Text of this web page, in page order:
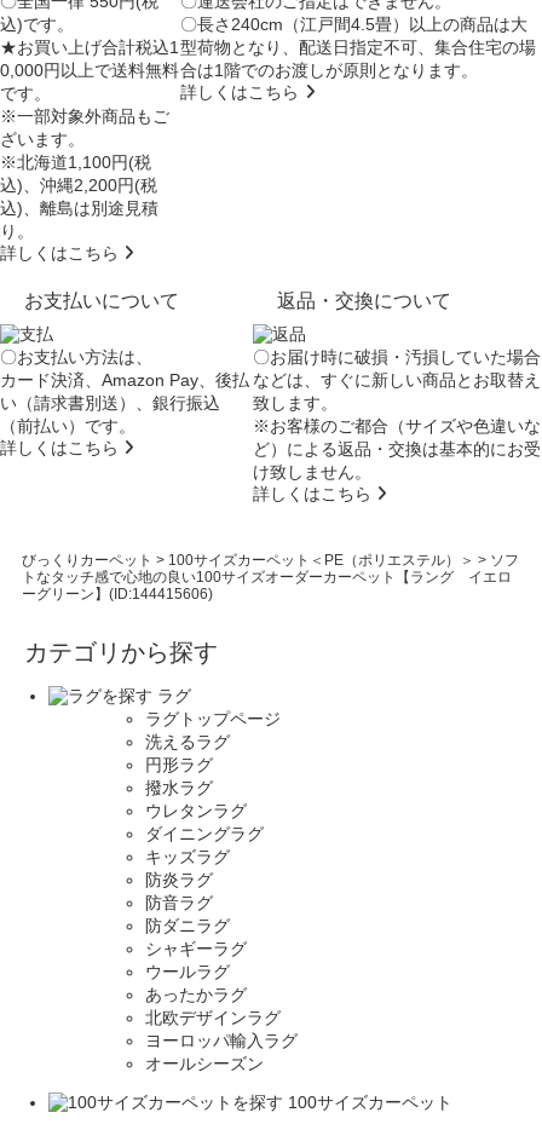
込)です。
★お買い上げ合計税込1
0,000円以上で送料無料
です。
※一部対象外商品もご
ざいます。
※北海道1,100円(税
込)、沖縄2,200円(税
込)、離島は別途見積
り。
詳しくはこちら
〇長さ240cm（江戸間4.5畳）以上の商品は大
型荷物となり、配送日指定不可、集合住宅の場
合は1階でのお渡しが原則となります。
詳しくはこちら
お支払いについて
〇お支払い方法は、
カード決済、Amazon Pay、後払
い（請求書別送）、銀行振込
（前払い）です。
詳しくはこちら
返品・交換について
〇お届け時に破損・汚損していた場合
などは、すぐに新しい商品とお取替え
致します。
※お客様のご都合（サイズや色違いな
ど）による返品・交換は基本的にお受
け致しません。
詳しくはこちら
びっくりカーペット > 100サイズカーペット＜PE（ポリエステル）＞ > ソフ
トなタッチ感で心地の良い100サイズオーダーカーペット【ラング イエロ
ーグリーン】(ID:144415606)
カテゴリから探す
ラグ
ラグトップページ
洗えるラグ
円形ラグ
撥水ラグ
ウレタンラグ
ダイニングラグ
キッズラグ
防炎ラグ
防音ラグ
防ダニラグ
シャギーラグ
ウールラグ
あったかラグ
北欧デザインラグ
ヨーロッパ輸入ラグ
オールシーズン
100サイズカーペット